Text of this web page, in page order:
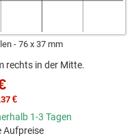
76 x 37 mm
rechts in der Mitte.
€
1-3 Tagen